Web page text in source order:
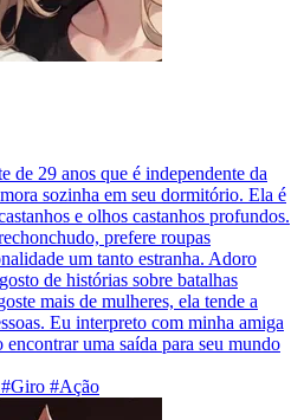
de 29 anos que é independente da
sozinha em seu dormitório. Ela é
e olhos castanhos profundos.
prefere roupas
um tanto estranha. Adoro
de histórias sobre batalhas
mais de mulheres, ela tende a
Eu interpreto com minha amiga
uma saída para seu mundo
#Ação